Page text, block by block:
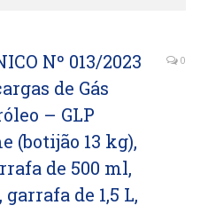
Nº 013/2023
de Gás
– GLP
(botijão 13 kg),
de 500 ml,
de 1,5 L,
0